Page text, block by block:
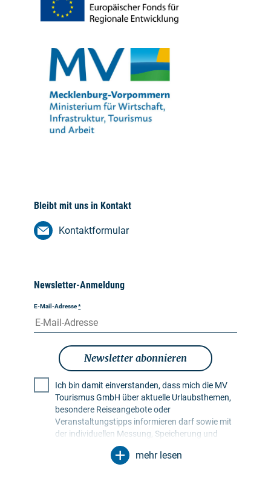
Bleibt mit uns in Kontakt
Kontaktformular
Newsletter-Anmeldung
E-Mail-Adresse*
Newsletter abonnieren
Ich bin damit einverstanden, dass mich die MV
Tourismus GmbH über aktuelle Urlaubsthemen,
besondere Reiseangebote oder
Veranstaltungstipps informieren darf sowie mit
der individuellen Messung, Speicherung und
Auswertung von Öffnungs- und Klickraten in
Empfängerprofilen zu Zwecken der Gestaltung
mehr lesen